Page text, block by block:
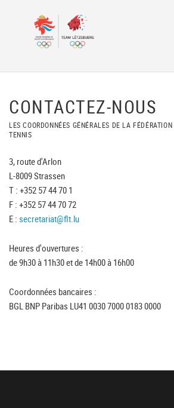
CONTACTEZ-NOUS
LES COORDONNÉES GÉNÉRALES DE LA
TENNIS
3, route d'Arlon
L-8009 Strassen
T : +352 57 44 70 1
F : +352 57 44 70 72
E : secretariat@flt.lu
Heures d'ouvertures :
de 9h30 à 11h30 et de 14h00 à 16h00
Coordonnées bancaires :
BGL BNP Paribas LU41 0030 7000 0183 0000